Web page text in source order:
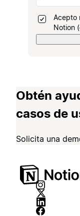
Acepto
Notion
Obtén
casos de
Solicita una